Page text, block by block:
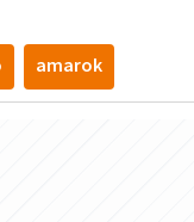
amarok